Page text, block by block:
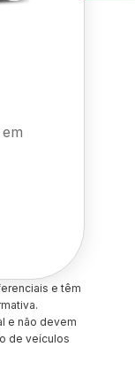
e têm
e não devem
de veículos